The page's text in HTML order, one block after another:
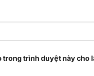
trình duyệt này cho